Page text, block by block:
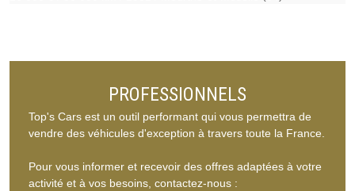
PROFESSIONNELS
Top's Cars est un outil performant qui vous permettra de
vendre des véhicules d'exception à travers toute la France.
Pour vous informer et recevoir des offres adaptées à votre
activité et à vos besoins, contactez-nous :